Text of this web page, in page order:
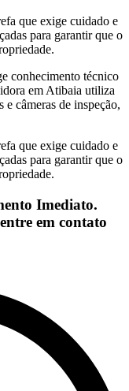
que exige cuidado e
para garantir que o
conhecimento técnico
em Atibaia utiliza
câmeras de inspeção,
que exige cuidado e
para garantir que o
Imediato.
em contato